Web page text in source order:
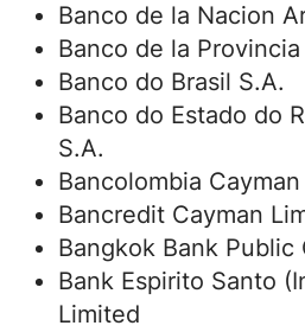
Banco de la Nacion
Banco de la
Banco do Brasil S.A.
Banco do Estado do
S.A.
Bancolombia Cayman
Bancredit Cayman
Bangkok Bank Public
Bank Espirito Santo
Limited